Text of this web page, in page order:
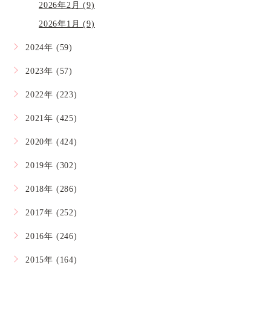
2026年2月 (9)
2026年1月 (9)
2024年 (59)
2023年 (57)
2022年 (223)
2021年 (425)
2020年 (424)
2019年 (302)
2018年 (286)
2017年 (252)
2016年 (246)
2015年 (164)